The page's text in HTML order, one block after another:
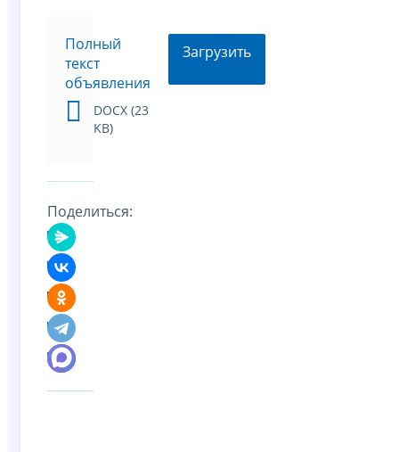
Полный
текст
объявления
DOCX (23
KB)
Загрузить
Поделиться: